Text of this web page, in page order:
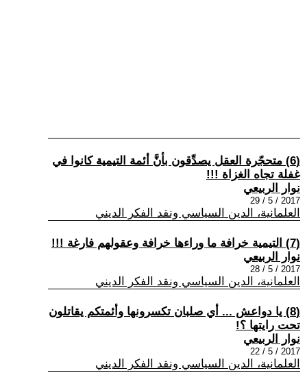
(6) متحجّرة العقل يصدِّقون بأنَّ أئمة التيمية كانوا في
غفلة تجاه الغزاة !!!
نوار الربيعي
2017 / 5 / 29
العلمانية، الدين السياسي ونقد الفكر الديني
(7) التيمية خرافة ما وراءها خرافة وعقولهم فارغة !!!
نوار الربيعي
2017 / 5 / 28
العلمانية، الدين السياسي ونقد الفكر الديني
(8) يا دواعش ... أي صلبان تكسرونها وأئمتكم يقاتلون
تحت رايتها ؟!
نوار الربيعي
2017 / 5 / 22
العلمانية، الدين السياسي ونقد الفكر الديني